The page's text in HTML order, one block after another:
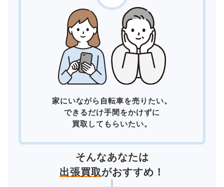
家にいながら自転車を売りたい。
できるだけ手間をかけずに
買取してもらいたい。
そんなあなたは
出張買取がおすすめ！